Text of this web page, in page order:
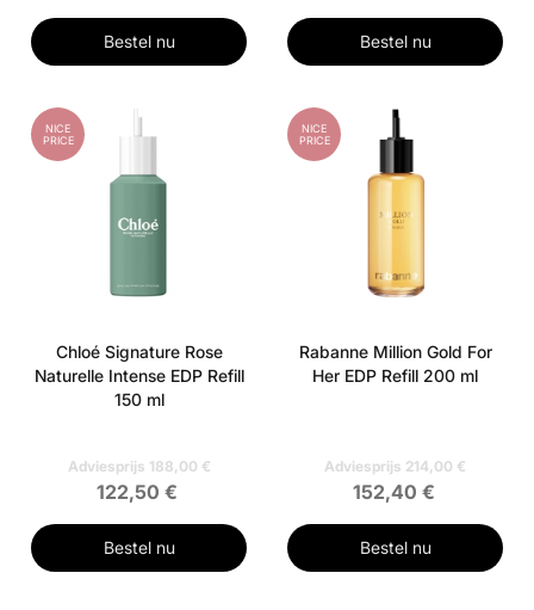
Bestel nu Bestel nu
NICE
PRICE
Chloé Signature Rose
Naturelle Intense EDP Refill
150 ml
Adviesprijs 188,00 €
122,50 €
Bestel nu
NICE
PRICE
Rabanne Million Gold For
Her EDP Refill 200 ml
Adviesprijs 214,00 €
152,40 €
Bestel nu